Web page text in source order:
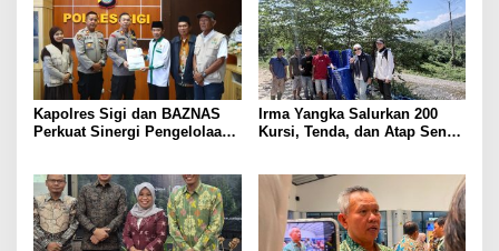
Kapolres Sigi dan BAZNAS
Perkuat Sinergi Pengelolaan
Irma Yangka Salurkan 200
Kursi, Tenda, dan Atap Seng